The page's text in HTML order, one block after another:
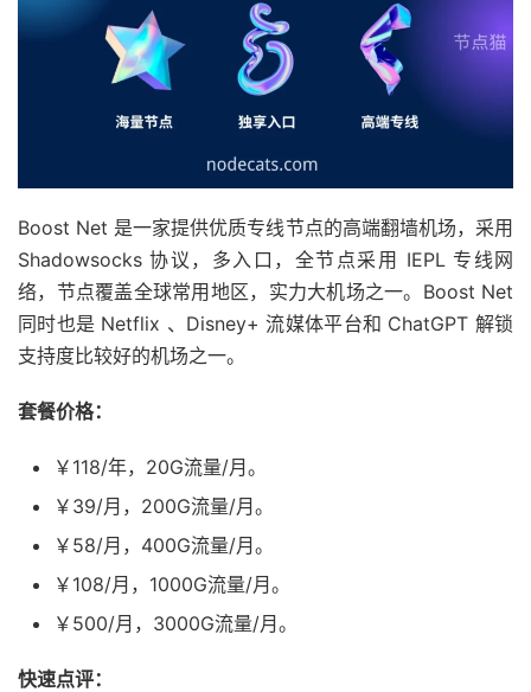
Boost Net 是一家提供优质专线节点的高端翻墙机场，采用
Shadowsocks 协议，多入口，全节点采用 IEPL 专线网
络，节点覆盖全球常用地区，实力大机场之一。Boost Net
同时也是 Netflix 、Disney+ 流媒体平台和 ChatGPT 解锁
支持度比较好的机场之一。
套餐价格：
￥118/年，20G流量/月。
￥39/月，200G流量/月。
￥58/月，400G流量/月。
￥108/月，1000G流量/月。
￥500/月，3000G流量/月。
快速点评：